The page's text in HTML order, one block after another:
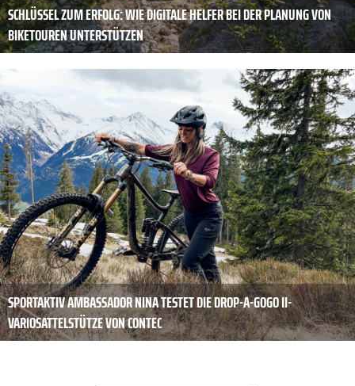
SCHLÜSSEL ZUM ERFOLG: WIE DIGITALE HELFER BEI DER PLANUNG VON
BIKETOUREN UNTERSTÜTZEN
SPORTAKTIV AMBASSADOR NINA TESTET DIE DROP-A-GOGO II-
VARIOSATTELSTÜTZE VON CONTEC